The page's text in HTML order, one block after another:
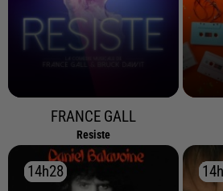
FRANCE GALL
Resiste
14h28
14h28